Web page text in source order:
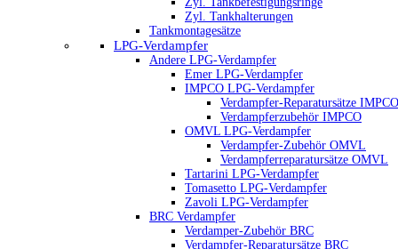
Zyl. Tankhalterungen
Tankmontagesätze
LPG-Verdampfer
Andere LPG-Verdampfer
Emer LPG-Verdampfer
IMPCO LPG-Verdampfer
Verdampfer-Reparatursätze IMPCO
Verdampferzubehör IMPCO
OMVL LPG-Verdampfer
Verdampfer-Zubehör OMVL
Verdampferreparatursätze OMVL
Tartarini LPG-Verdampfer
Tomasetto LPG-Verdampfer
Zavoli LPG-Verdampfer
BRC Verdampfer
Verdamper-Zubehör BRC
Verdampfer-Reparatursätze BRC